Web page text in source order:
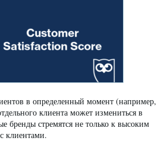
в определенный момент (например,
клиента может измениться в
стремятся не только к высоким
клиентами.